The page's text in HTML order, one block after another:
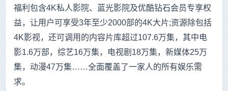
福利包含4K私人影院、蓝光影院及优酷钻石会员专享权
益，让用户可享受3年至少2000部的4K大片;资源除包括
4K影视，还可调用的内容片库超过107.6万集，其中电
影1.6万部，综艺16万集，电视剧18万集，新媒体25万
集，动漫47万集……全面覆盖了一家人的所有娱乐需
求。